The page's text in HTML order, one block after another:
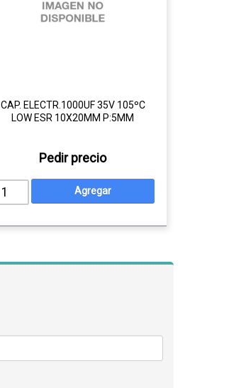
CAP. ELECTR.1000UF 35V 105ºC
LOW ESR 10X20MM P:5MM
Pedir precio